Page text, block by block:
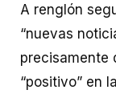
A renglón
“nuevas
precisamente
“positivo” en